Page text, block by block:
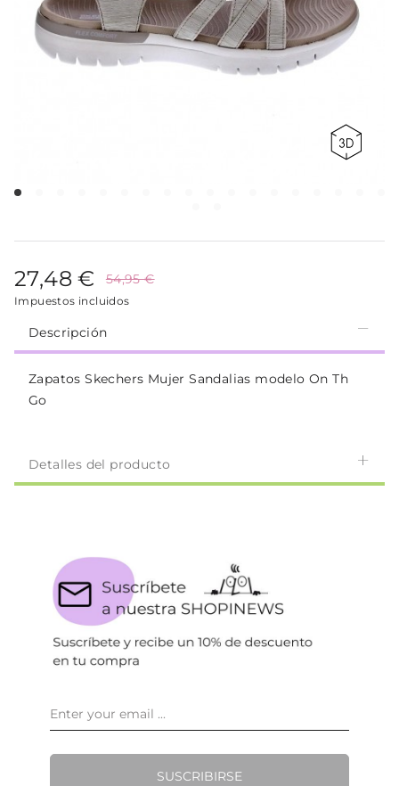
27,48 € 54,95 €
Impuestos incluidos
Descripción
Zapatos Skechers Mujer Sandalias modelo On Th
Go
Detalles del producto
SUSCRIBIRSE